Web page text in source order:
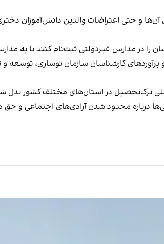
و حتی اعتراضات والدین دانش‌آموزان
را در مدارس غیردولتی ثبت‌نام کنند یا به
ترک‌تحصیل در استان‌های مختلف کشور بدل
درباره محدود شدن آزادی‌های اجتماعی و حق